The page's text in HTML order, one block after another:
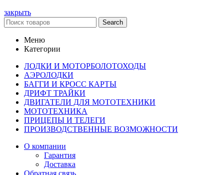
закрыть
Search
Меню
Категории
ЛОДКИ И МОТОРБОЛОТОХОДЫ
АЭРОЛОДКИ
БАГГИ И КРОСС КАРТЫ
ДРИФТ ТРАЙКИ
ДВИГАТЕЛИ ДЛЯ МОТОТЕХНИКИ
МОТОТЕХНИКА
ПРИЦЕПЫ И ТЕЛЕГИ
ПРОИЗВОДСТВЕННЫЕ ВОЗМОЖНОСТИ
О компании
Гарантия
Доставка
Обратная связь